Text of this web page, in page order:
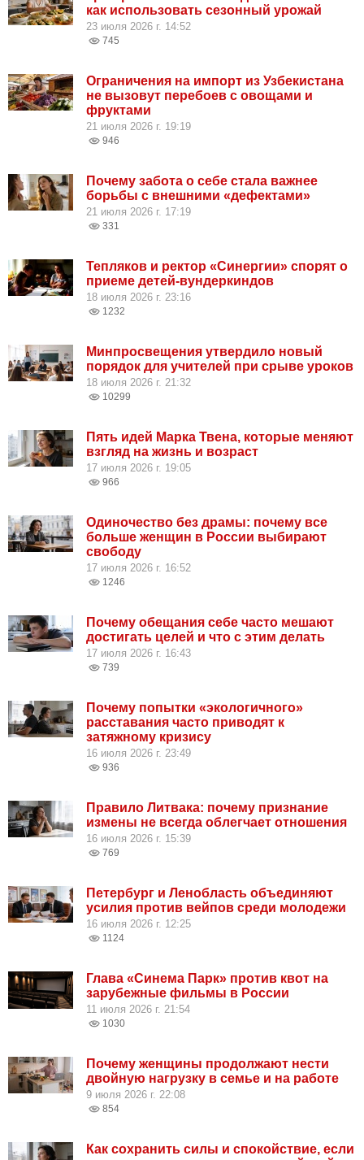
как использовать сезонный урожай
23 июля 2026 г. 14:52
745
Ограничения на импорт из Узбекистана
не вызовут перебоев с овощами и
фруктами
21 июля 2026 г. 19:19
946
Почему забота о себе стала важнее
борьбы с внешними «дефектами»
21 июля 2026 г. 17:19
331
Тепляков и ректор «Синергии» спорят о
приеме детей-вундеркиндов
18 июля 2026 г. 23:16
1232
Минпросвещения утвердило новый
порядок для учителей при срыве уроков
18 июля 2026 г. 21:32
10299
Пять идей Марка Твена, которые меняют
взгляд на жизнь и возраст
17 июля 2026 г. 19:05
966
Одиночество без драмы: почему все
больше женщин в России выбирают
свободу
17 июля 2026 г. 16:52
1246
Почему обещания себе часто мешают
достигать целей и что с этим делать
17 июля 2026 г. 16:43
739
Почему попытки «экологичного»
расставания часто приводят к
затяжному кризису
16 июля 2026 г. 23:49
936
Правило Литвака: почему признание
измены не всегда облегчает отношения
16 июля 2026 г. 15:39
769
Петербург и Ленобласть объединяют
усилия против вейпов среди молодежи
16 июля 2026 г. 12:25
1124
Глава «Синема Парк» против квот на
зарубежные фильмы в России
11 июля 2026 г. 21:54
1030
Почему женщины продолжают нести
двойную нагрузку в семье и на работе
9 июля 2026 г. 22:08
854
Как сохранить силы и спокойствие, если